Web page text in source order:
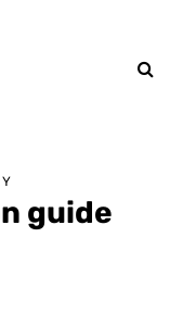
guide